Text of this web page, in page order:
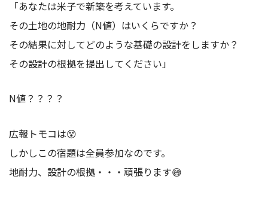
「あなたは米子で新築を考えています。
その土地の地耐力（N値）はいくらですか？
その結果に対してどのような基礎の設計をしますか？
その設計の根拠を提出してください」
N値？？？？
広報トモコは😵
しかしこの宿題は全員参加なのです。
地耐力、設計の根拠・・・頑張ります😅